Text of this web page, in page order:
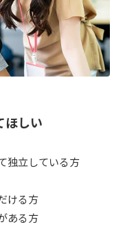
ほしい
独立している方
ける方
ある方